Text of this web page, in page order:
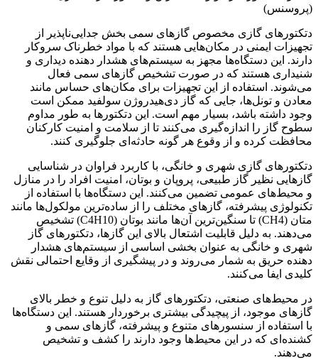
دتکتورهای گازی مخصوص گازهای سمی بخش جدایی‌ناپذیر از
تجهیزات ایمنی در مکان‌هایی هستند که با مواد خطرناک سروکار
دارند. این دستگاه‌ها مجهز به سیستم‌های هشدار دهنده دیداری و
شنیداری هستند که در صورت تشخیص گازهای سمی فعال
می‌شوند. استفاده از این تجهیزات برای مکان‌های حساس مانند
معادن و تونل‌ها، جایی که گاز دی‌هیدروژن سولفید ممکن است
وجود داشته باشد، بسیار مهم است. این دتکتورها به طور مداوم
سطوح گاز را اندازه‌گیری می‌کنند تا از سلامت و امنیت کارکنان
محافظت کرده و از وقوع هر گونه حادثه‌ای جلوگیری کنند.
دتکتورهای گازی شهری و خانگی، با کاربرد فراوان در شناسایی
گازهایی نظیر گاز طبیعی، پروپان و بوتان، امنیت افراد را در منازل
و محیط‌های عمومی تضمین می‌کنند. این دستگاه‌ها با استفاده از
تکنولوژی پیشرفته، گازهای مختلف را از ساده‌ترین مولکول‌ها مانند
متان (CH4) تا سنگین‌ترین آن‌ها مانند بوتان (C4H10) تشخیص
می‌دهند. به دلیل قابلیت اشتعال بالای این گازها، دتکتورهای گاز
شهری و خانگی به عنوان بخشی اساسی از سیستم‌های هشدار
دهنده حریق به شمار می‌روند و در پیشگیری از وقایع احتمالی نقش
کلیدی ایفا می‌کنند.
در محیط‌های صنعتی، دتکتورهای گاز به دلیل تنوع و خطر بالای
گازهای موجود، از پیچیدگی بیشتری برخوردار هستند. این دستگاه‌ها
با استفاده از سنسورهای متنوع و پیشرفته، گازهای سمی و
کشنده‌ای که در این محیط‌ها وجود دارند را کشف و تشخیص
می‌دهند.